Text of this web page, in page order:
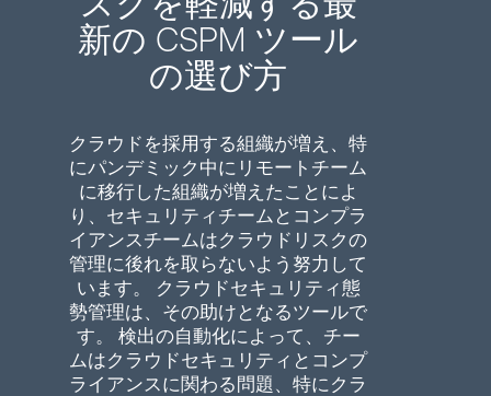
新の CSPM ツール
の選び方
クラウドを採用する組織が増え、特
にパンデミック中にリモートチーム
に移行した組織が増えたことによ
り、セキュリティチームとコンプラ
イアンスチームはクラウドリスクの
管理に後れを取らないよう努力して
います。 クラウドセキュリティ態
勢管理は、その助けとなるツールで
す。 検出の自動化によって、チー
ムはクラウドセキュリティとコンプ
ライアンスに関わる問題、特にクラ